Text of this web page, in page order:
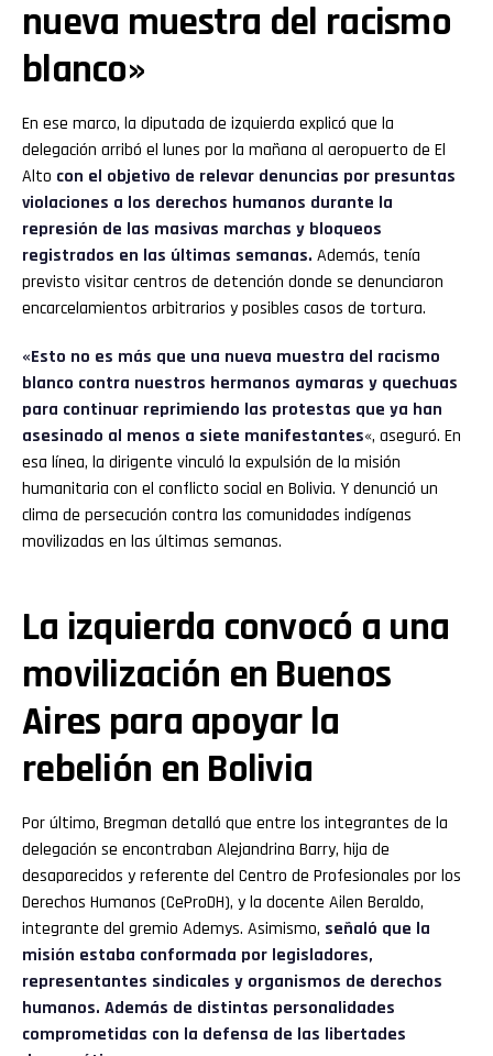
nueva muestra del racismo
blanco»
En ese marco, la diputada de izquierda explicó que la
delegación arribó el lunes por la mañana al aeropuerto de El
Alto con el objetivo de relevar denuncias por presuntas
violaciones a los derechos humanos durante la
represión de las masivas marchas y bloqueos
registrados en las últimas semanas. Además, tenía
previsto visitar centros de detención donde se denunciaron
encarcelamientos arbitrarios y posibles casos de tortura.
«Esto no es más que una nueva muestra del racismo
blanco contra nuestros hermanos aymaras y quechuas
para continuar reprimiendo las protestas que ya han
asesinado al menos a siete manifestantes«, aseguró. En
esa línea, la dirigente vinculó la expulsión de la misión
humanitaria con el conflicto social en Bolivia. Y denunció un
clima de persecución contra las comunidades indígenas
movilizadas en las últimas semanas.
La izquierda convocó a una
movilización en Buenos
Aires para apoyar la
rebelión en Bolivia
Por último, Bregman detalló que entre los integrantes de la
delegación se encontraban Alejandrina Barry, hija de
desaparecidos y referente del Centro de Profesionales por los
Derechos Humanos (CeProDH), y la docente Ailen Beraldo,
integrante del gremio Ademys. Asimismo, señaló que la
misión estaba conformada por legisladores,
representantes sindicales y organismos de derechos
humanos. Además de distintas personalidades
comprometidas con la defensa de las libertades